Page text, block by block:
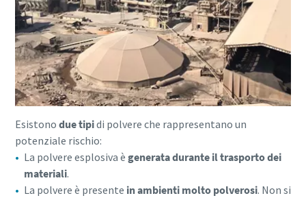
10 passaggi verso una produzione più
ecologica ed efficiente
Esistono due tipidi polvere che rappresentano un
potenziale rischio:
La polvere esplosiva ègenerata durante il trasporto dei
materiali.
La polvere è presente in ambienti molto polverosi. Non si